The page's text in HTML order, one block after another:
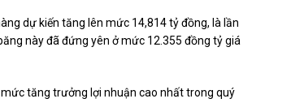
dự kiến ​​tăng lên mức 14,814 tỷ đồng, là lần
này đã đứng yên ở mức 12.355 đồng tỷ giá
tăng trưởng lợi nhuận cao nhất trong quý